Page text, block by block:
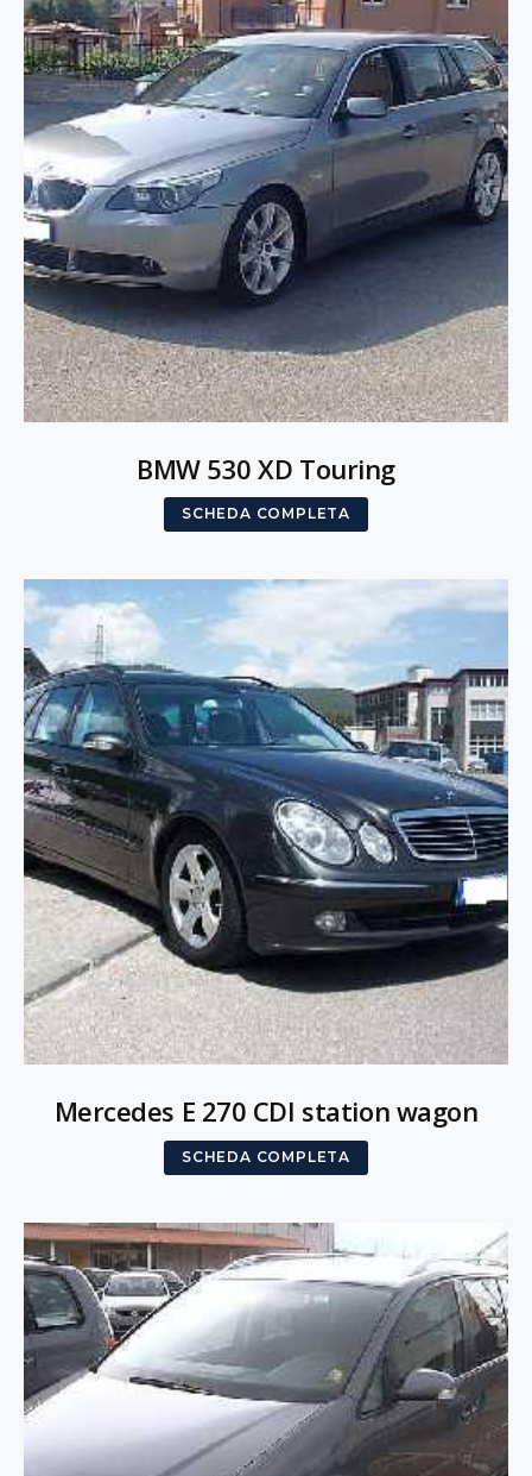
BMW 530 XD Touring
SCHEDA COMPLETA
Mercedes E 270 CDI station wagon
SCHEDA COMPLETA